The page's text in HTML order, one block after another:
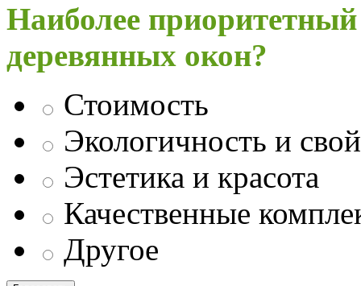
Наиболее
деревянных окон?
Стоимость
Экологичность и
Эстетика и красота
Качественные
Другое